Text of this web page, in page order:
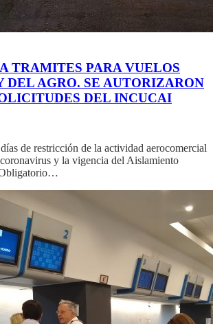
TRAMITES PARA VUELOS
DEL AGRO. SE AUTORIZARON
DEL INCUCAI
de restricción de la actividad aerocomercial
y la vigencia del Aislamiento